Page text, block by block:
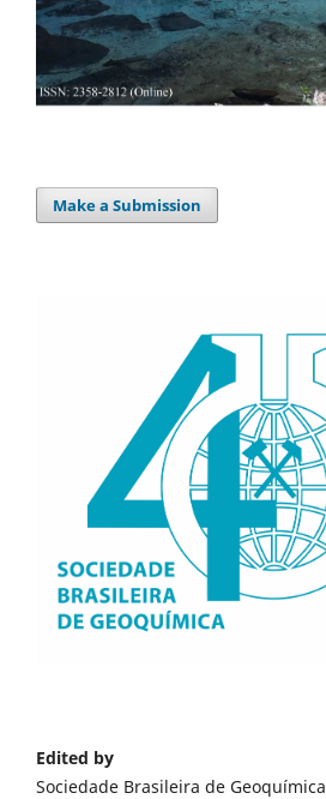
Make a Submission
Edited by
Sociedade Brasileira de Geoquímica